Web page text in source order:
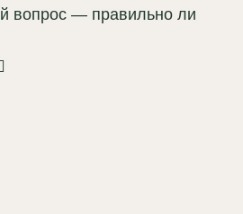
вопрос — правильно ли